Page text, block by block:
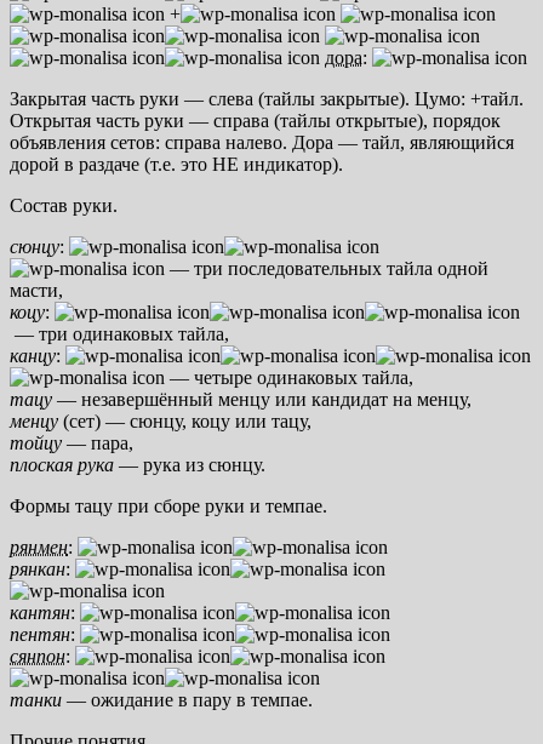
+
дора:
Закрытая часть руки — слева (тайлы закрытые). Цумо: +тайл.
Открытая часть руки — справа (тайлы открытые), порядок
объявления сетов: справа налево. Дора — тайл, являющийся
дорой в раздаче (т.е. это НЕ индикатор).
Состав руки.
сюнцу:
— три последовательных тайла одной
масти,
коцу:
— три одинаковых тайла,
канцу:
— четыре одинаковых тайла,
тацу — незавершённый менцу или кандидат на менцу,
менцу (сет) — сюнцу, коцу или тацу,
тойцу — пара,
плоская рука — рука из сюнцу.
Формы тацу при сборе руки и темпае.
рянмен:
рянкан:
кантян:
пентян:
сянпон:
танки — ожидание в пару в темпае.